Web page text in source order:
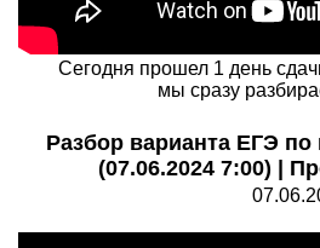
Сегодня прошел 1 день
мы сразу
Разбор варианта ЕГЭ
(07.06.2024 7:00) |
07